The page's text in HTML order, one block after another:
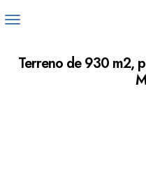
Terreno de 930 m2,